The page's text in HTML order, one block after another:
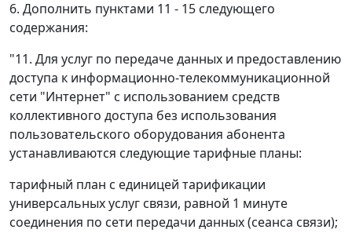
6. Дополнить пунктами 11 - 15 следующего
содержания:
"11. Для услуг по передаче данных и предоставлению
доступа к информационно-телекоммуникационной
сети "Интернет" с использованием средств
коллективного доступа без использования
пользовательского оборудования абонента
устанавливаются следующие тарифные планы:
тарифный план с единицей тарификации
универсальных услуг связи, равной 1 минуте
соединения по сети передачи данных (сеанса связи);